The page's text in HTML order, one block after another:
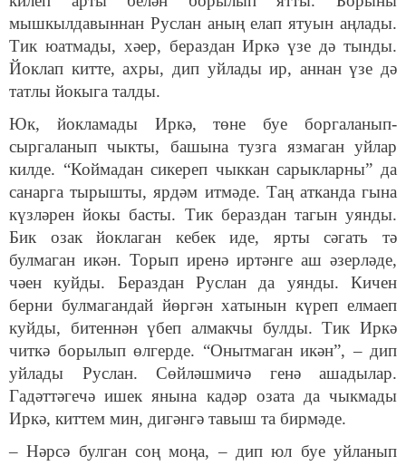
мышкылдавыннан Руслан аның елап ятуын аңлады.
Тик юатмады, хәер, бераздан Иркә үзе дә тынды.
Йоклап китте, ахры, дип уйлады ир, аннан үзе дә
татлы йокыга талды.
Юк, йокламады Иркә, төне буе боргаланып-
сыргаланып чыкты, башына тузга язмаган уйлар
килде. “Коймадан сикереп чыккан сарыкларны” да
санарга тырышты, ярдәм итмәде. Таң атканда гына
күзләрен йокы басты. Тик бераздан тагын уянды.
Бик озак йоклаган кебек иде, ярты сәгать тә
булмаган икән. Торып иренә иртәнге аш әзерләде,
чәен куйды. Бераздан Руслан да уянды. Кичен
берни булмагандай йөргән хатынын күреп елмаеп
куйды, битеннән үбеп алмакчы булды. Тик Иркә
читкә борылып өлгерде. “Онытмаган икән”, – дип
уйлады Руслан. Сөйләшмичә генә ашадылар.
Гадәттәгечә ишек янына кадәр озата да чыкмады
Иркә, киттем мин, дигәнгә тавыш та бирмәде.
– Нәрсә булган соң моңа, – дип юл буе уйланып